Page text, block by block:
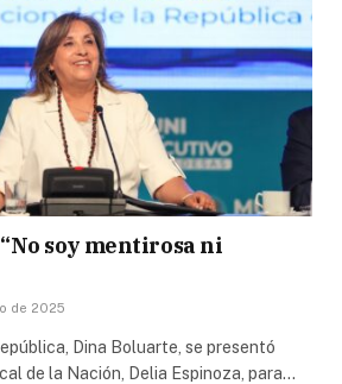
soy mentirosa ni
de 2025
Dina Boluarte, se presentó
de la Nación, Delia Espinoza, para…